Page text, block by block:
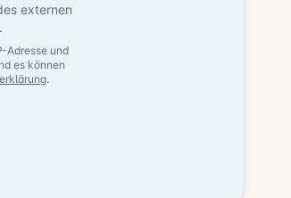
externen
Adresse und
es können
.